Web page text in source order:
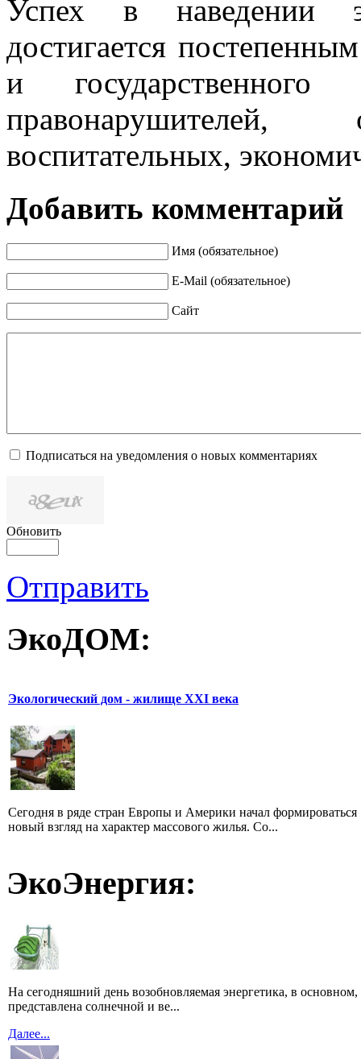
Успех в наведении
достигается
и государственного
правонарушителей,
воспитательных,
Добавить комментарий
Имя (обязательное)
E-Mail (обязательное)
Сайт
Подписаться на уведомления о новых комментариях
Обновить
Отправить
ЭкоДОМ:
Экологический дом - жилище XXI века
Сегодня в ряде стран Европы и Америки начал формироваться
новый взгляд на характер массового жилья. Со...
ЭкоЭнергия:
На сегодняшний день возобновляемая энергетика, в основном,
представлена солнечной и ве...
Далее...